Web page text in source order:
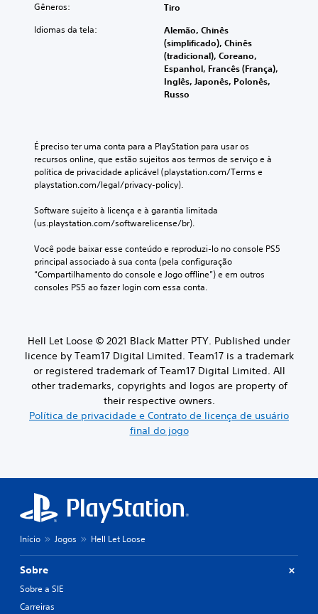
Gêneros: Tiro
Idiomas da tela:
Alemão, Chinês
(simplificado), Chinês
(tradicional), Coreano,
Espanhol, Francês (França),
Inglês, Japonês, Polonês,
Russo
É preciso ter uma conta para a PlayStation para usar os
recursos online, que estão sujeitos aos termos de serviço e à
política de privacidade aplicável (playstation.com/Terms e
playstation.com/legal/privacy-policy).
Software sujeito à licença e à garantia limitada
(us.playstation.com/softwarelicense/br).
Você pode baixar esse conteúdo e reproduzi-lo no console PS5
principal associado à sua conta (pela configuração
“Compartilhamento do console e Jogo offline”) e em outros
consoles PS5 ao fazer login com essa conta.
Hell Let Loose © 2021 Black Matter PTY. Published under
licence by Team17 Digital Limited. Team17 is a trademark
or registered trademark of Team17 Digital Limited. All
other trademarks, copyrights and logos are property of
their respective owners.
Política de privacidade e Contrato de licença de usuário
final do jogo
Início Jogos Hell Let Loose
Sobre
Sobre a SIE
Carreiras